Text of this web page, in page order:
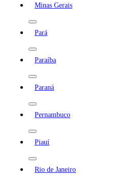
Minas Gerais
Pará
Paraíba
Paraná
Pernambuco
Piauí
Rio de Janeiro